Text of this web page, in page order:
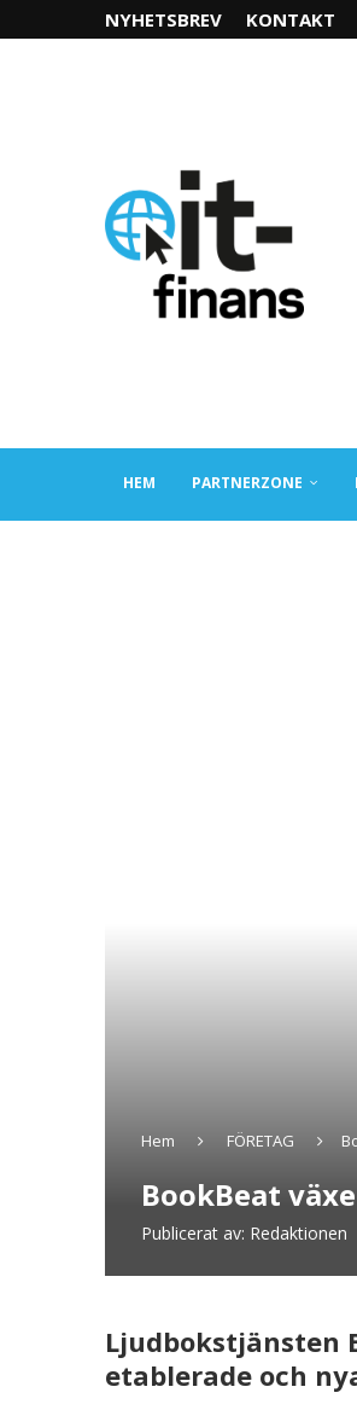
NYHETSBREV KONTAKT
HEM PARTNERZONE
Hem FÖRETAG
BookBeat
Publicerat av: Redaktionen
Ljudbokstjänsten
etablerade och